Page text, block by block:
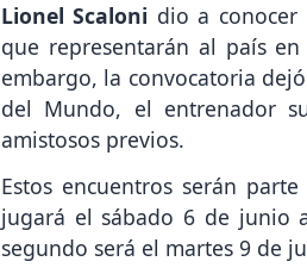
Lionel Scaloni dio a
que representarán al país en
embargo, la convocatoria
del Mundo, el entrenador
amistosos previos.
Estos encuentros serán
jugará el sábado 6 de junio
segundo será el martes 9 de